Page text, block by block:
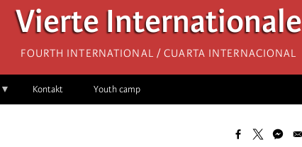
Vierte Internationale
Fourth International / Cuarta Internacional
Kontakt Youth camp